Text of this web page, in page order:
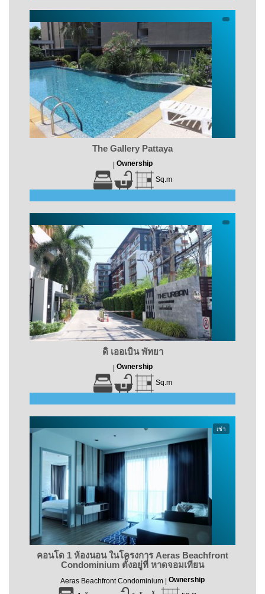
The Gallery Pattaya
| Ownership
Sq.m
ดิ เออเบิน พัทยา
| Ownership
Sq.m
เช่า
คอนโด 1 ห้องนอน ในโครงการ Aeras Beachfront
Condominium ตั้งอยู่ที่ หาดจอมเทียน
Aeras Beachfront Condominium | Ownership